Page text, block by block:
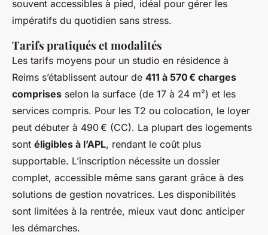
souvent accessibles à pied, idéal pour gérer les
impératifs du quotidien sans stress.
Tarifs pratiqués et modalités
Les tarifs moyens pour un studio en résidence à
Reims s’établissent autour de 411 à 570 € charges
comprises selon la surface (de 17 à 24 m²) et les
services compris. Pour les T2 ou colocation, le loyer
peut débuter à 490 € (CC). La plupart des logements
sont éligibles à l’APL, rendant le coût plus
supportable. L’inscription nécessite un dossier
complet, accessible même sans garant grâce à des
solutions de gestion novatrices. Les disponibilités
sont limitées à la rentrée, mieux vaut donc anticiper
les démarches.